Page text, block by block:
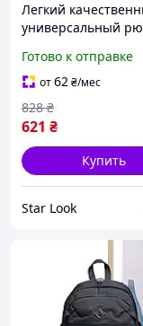
Легкий
универсальный
повседневного
использования
цвета с передним
карманом
Готово к отправке
от62₴/мес
621 ₴
828 ₴
Купить
Star Look